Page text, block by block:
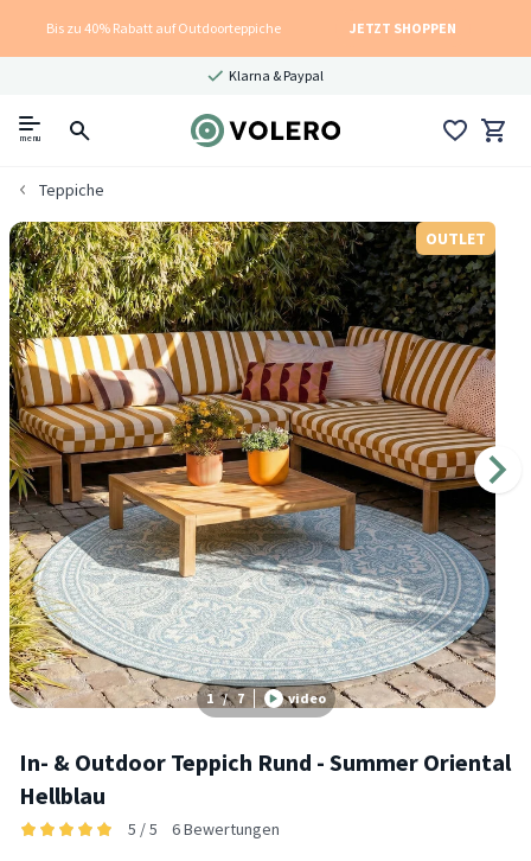
Bis zu 40% Rabatt auf Outdoorteppiche JETZT SHOPPEN
Klarna & Paypal
menu
Teppiche
OUTLET
1 / 7 video
In- & Outdoor Teppich Rund - Summer Oriental
Hellblau
5 / 5 6 Bewertungen